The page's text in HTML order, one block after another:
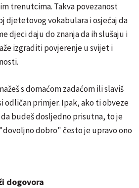
trenutcima. Takva povezanost
djetetovog vokabulara i osjećaj da
djeci daju do znanja da ih slušaju i
izgraditi povjerenje u svijet i
s domaćom zadaćom ili slaviš
odličan primjer. Ipak, ako ti obveze
budeš dosljedno prisutna, to je
dobro" često je upravo ono
dogovora